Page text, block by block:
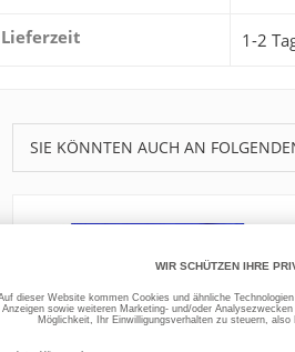
Lieferzeit 1-2
SIE KÖNNTEN AUCH AN